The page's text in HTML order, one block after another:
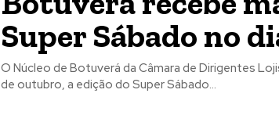
Super Sábado no
O Núcleo de Botuverá da Câmara de Dirigentes
de outubro, a edição do Super Sábado...